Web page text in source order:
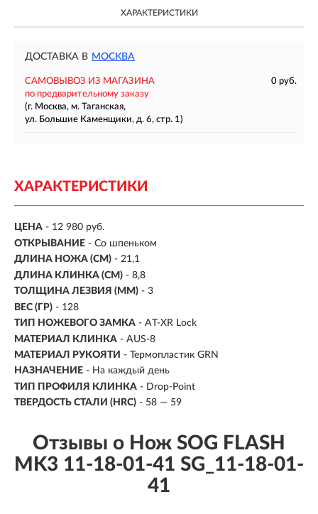
ХАРАКТЕРИСТИКИ
ДОСТАВКА В МОСКВА
САМОВЫВОЗ ИЗ МАГАЗИНА
0 руб.
по предварительному заказу
(г. Москва, м. Таганская,
ул. Большие Каменщики, д. 6, стр. 1)
ХАРАКТЕРИСТИКИ
ЦЕНА - 12 980 руб.
ОТКРЫВАНИЕ - Со шпеньком
ДЛИНА НОЖА (СМ) - 21,1
ДЛИНА КЛИНКА (СМ) - 8,8
ТОЛЩИНА ЛЕЗВИЯ (ММ) - 3
ВЕС (ГР) - 128
ТИП НОЖЕВОГО ЗАМКА - AT-XR Lock
МАТЕРИАЛ КЛИНКА - AUS-8
МАТЕРИАЛ РУКОЯТИ - Термопластик GRN
НАЗНАЧЕНИЕ - На каждый день
ТИП ПРОФИЛЯ КЛИНКА - Drop-Point
ТВЕРДОСТЬ СТАЛИ (HRC) - 58 — 59
Отзывы о Нож SOG FLASH
MK3 11-18-01-41 SG_11-18-01-
41